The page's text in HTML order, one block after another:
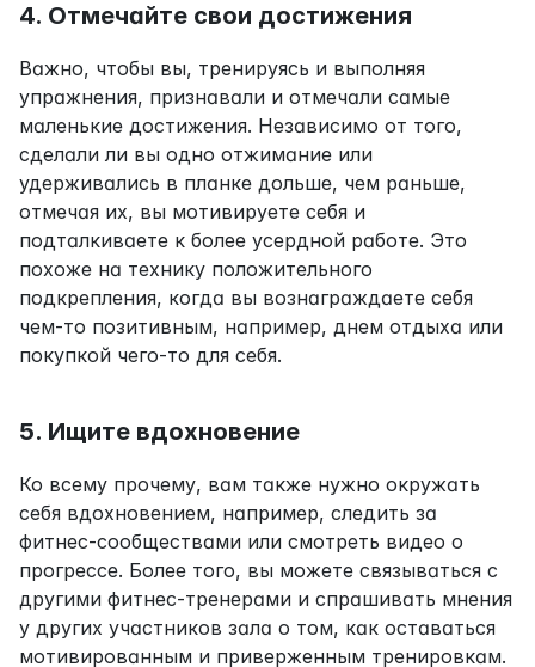
4. Отмечайте свои достижения
Важно, чтобы вы, тренируясь и выполняя
упражнения, признавали и отмечали самые
маленькие достижения. Независимо от того,
сделали ли вы одно отжимание или
удерживались в планке дольше, чем раньше,
отмечая их, вы мотивируете себя и
подталкиваете к более усердной работе. Это
похоже на технику положительного
подкрепления, когда вы вознаграждаете себя
чем-то позитивным, например, днем отдыха или
покупкой чего-то для себя.
5. Ищите вдохновение
Ко всему прочему, вам также нужно окружать
себя вдохновением, например, следить за
фитнес-сообществами или смотреть видео о
прогрессе. Более того, вы можете связываться с
другими фитнес-тренерами и спрашивать мнения
у других участников зала о том, как оставаться
мотивированным и приверженным тренировкам.